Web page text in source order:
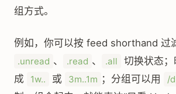
组方式。
例如，你可以按 feed shorthand 过
.unread 、 .read 、 .all
切换状态
成
1w.. 或 3m..1m ；分组可以用 /d